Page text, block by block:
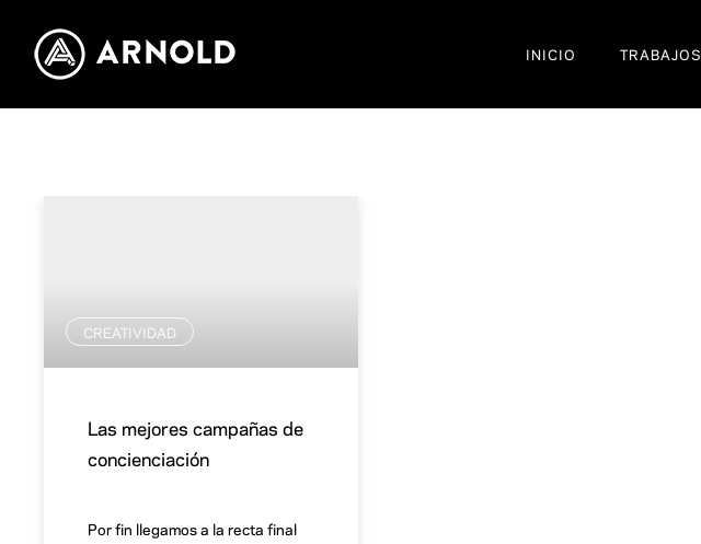
INICIO TRABAJOS
CREATIVIDAD
Las mejores campañas de
concienciación
Por fin llegamos a la recta final